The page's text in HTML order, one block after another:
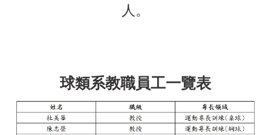
人。
球類系教職員工一覽表